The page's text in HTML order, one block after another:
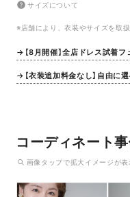
サイズについて
※店舗により、衣装やサイズを取
→【8月開催】全店ドレス試着フ
→【衣装追加料金なし】自由に
コーディネート事
画像 タップで拡大イメージが表